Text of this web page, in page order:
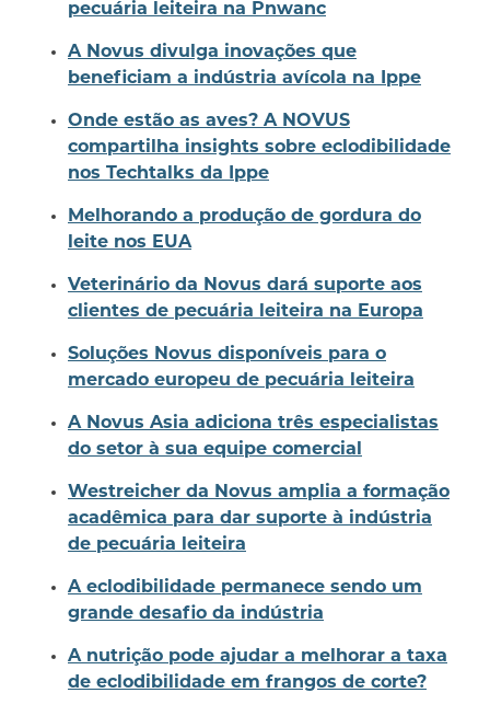
pecuária leiteira na Pnwanc
A Novus divulga inovações que
beneficiam a indústria avícola na Ippe
Onde estão as aves? A NOVUS
compartilha insights sobre eclodibilidade
nos Techtalks da Ippe
Melhorando a produção de gordura do
leite nos EUA
Veterinário da Novus dará suporte aos
clientes de pecuária leiteira na Europa
Soluções Novus disponíveis para o
mercado europeu de pecuária leiteira
A Novus Asia adiciona três especialistas
do setor à sua equipe comercial
Westreicher da Novus amplia a formação
acadêmica para dar suporte à indústria
de pecuária leiteira
A eclodibilidade permanece sendo um
grande desafio da indústria
A nutrição pode ajudar a melhorar a taxa
de eclodibilidade em frangos de corte?